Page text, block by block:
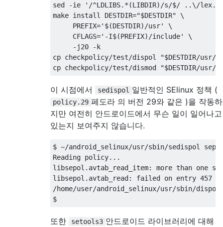
sed -ie '/^LDLIBS.*(LIBDIR)/s/$/ ..\/
make install DESTDIR="$DESTDIR" \
     PREFIX='$(DESTDIR)/usr' \
     CFLAGS='-I$(PREFIX)/include' \
     -j20 -k
cp checkpolicy/test/dispol "$DESTDIR/usr/
이 시점에서 sedispol 일반적인 SElinux 정책 (
policy.29 페도라 의 버전 29와 같은 )을 작동하
지만 여전히 안드로이드에서 무슨 일이 일어나고
있는지 보여주지 않습니다.
$ ~/android_selinux/usr/sbin/sedispol
Reading policy...
libsepol.avtab_read_item: more than one
libsepol.avtab_read: failed on entry 457 of
/home/user/android_selinux/usr/sbin/
또한 setools3 안드로이드 라이브러리에 대해